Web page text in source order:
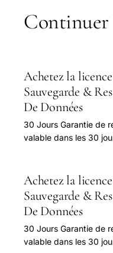
Continuer
Achetez la
Sauvegarde &
De Données
30 Jours Garantie de
valable dans les 30
après.
Achetez la
Sauvegarde &
De Données
30 Jours Garantie de
valable dans les 30